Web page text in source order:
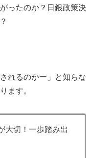
ったのか？日銀政策決
れるのかー」と知らな
ます。
大切！一歩踏み出